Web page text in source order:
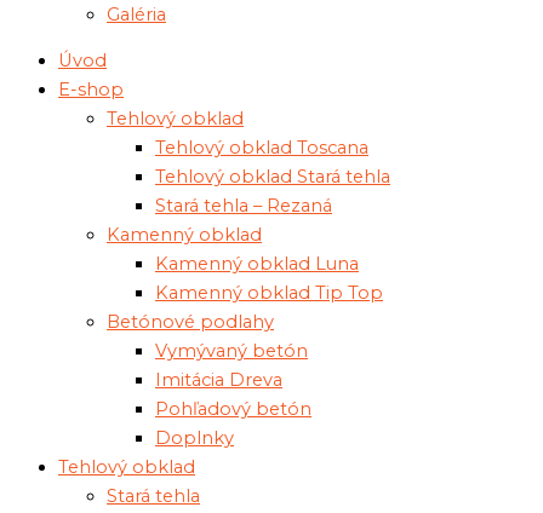
Galéria
Úvod
E-shop
Tehlový obklad
Tehlový obklad Toscana
Tehlový obklad Stará tehla
Stará tehla – Rezaná
Kamenný obklad
Kamenný obklad Luna
Kamenný obklad Tip Top
Betónové podlahy
Vymývaný betón
Imitácia Dreva
Pohľadový betón
Doplnky
Tehlový obklad
Stará tehla